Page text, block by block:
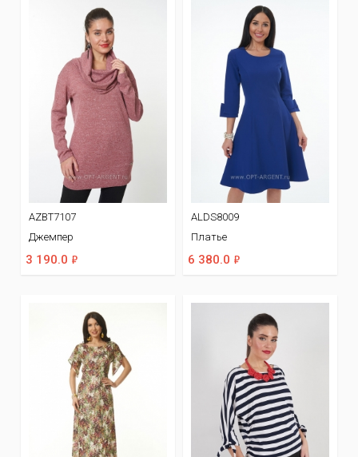
AZBT7107
Джемпер
3 190.0 ф
ALDS8009
Платье
6 380.0 ф